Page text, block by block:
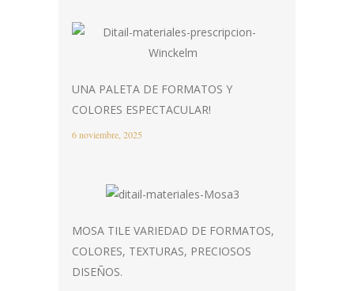
UNA PALETA DE FORMATOS Y
COLORES ESPECTACULAR!
6 noviembre, 2025
MOSA TILE VARIEDAD DE FORMATOS,
COLORES, TEXTURAS, PRECIOSOS
DISEÑOS.